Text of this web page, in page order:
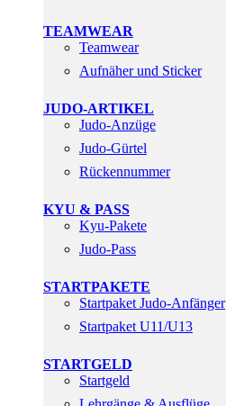
TEAMWEAR
Teamwear
Aufnäher und Sticker
JUDO-ARTIKEL
Judo-Anzüge
Judo-Gürtel
Rückennummer
KYU & PASS
Kyu-Pakete
Judo-Pass
STARTPAKETE
Startpaket Judo-Anfänger
Startpaket U11/U13
STARTGELD
Startgeld